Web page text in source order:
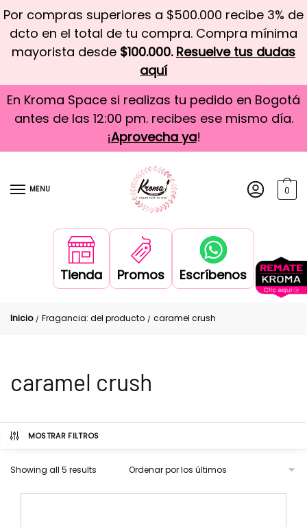
Por compras superiores a $500.000 recibe 3% de
dcto en el total de tu compra. Compra mínima
mayorista desde $100.000. Resuelve tus dudas
aquí
En Kroma Space si realizas tu pedido en Bogotá
antes de las 12:00 pm. recibes ese mismo día.
¡Aprovecha ya!
MENU 0
Tienda Promos Escríbenos
Inicio / Fragancia: del producto / caramel crush
caramel crush
MOSTRAR FILTROS
Showing all 5 results